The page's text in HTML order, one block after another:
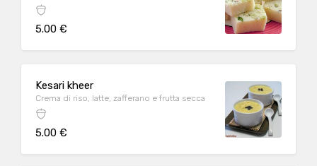
5.00 €
Kesari kheer
Crema di riso, latte, zafferano e frutta secca
5.00 €